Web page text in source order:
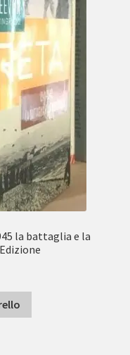
la battaglia e la